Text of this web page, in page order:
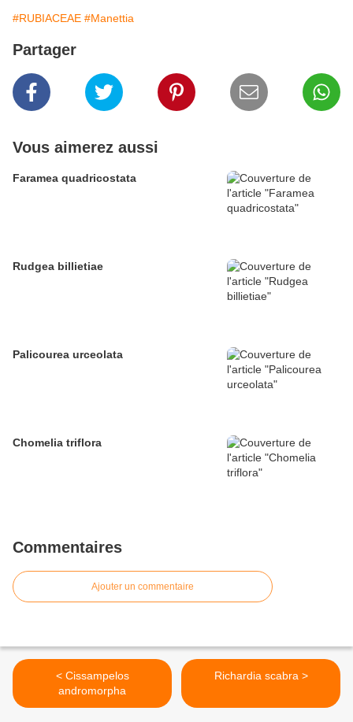
#RUBIACEAE #Manettia
Partager
Vous aimerez aussi
Faramea quadricostata
Rudgea billietiae
Palicourea urceolata
Chomelia triflora
Commentaires
Ajouter un commentaire
< Cissampelos
andromorpha
Richardia scabra >